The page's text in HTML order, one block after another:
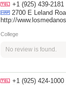
+1 (925) 439-2181
2700 E Leland
http://
College
No review is found.
+1 (925) 424-1000